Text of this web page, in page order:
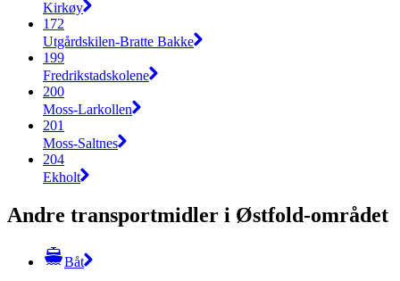
Kirkøy
172
Utgårdskilen-Bratte Bakke
199
Fredrikstadskolene
200
Moss-Larkollen
201
Moss-Saltnes
204
Ekholt
Andre transportmidler i Østfold-området
Båt